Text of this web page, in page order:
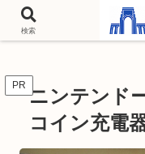
チケットやシーズンイベン
バを歩
PR ニンテンド
コイン充電
検索